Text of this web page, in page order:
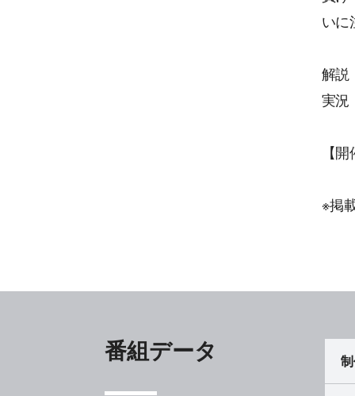
いに
解説
実況
【
※掲
番組データ